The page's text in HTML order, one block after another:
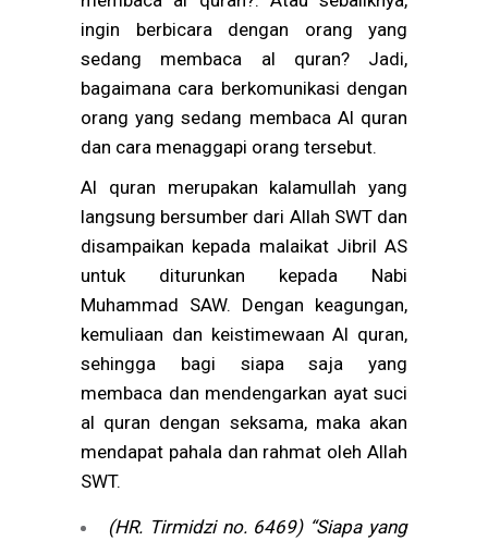
ingin berbicara dengan orang yang
sedang membaca al quran? Jadi,
bagaimana cara berkomunikasi dengan
orang yang sedang membaca Al quran
dan cara menaggapi orang tersebut.
Al quran merupakan kalamullah yang
langsung bersumber dari Allah SWT dan
disampaikan kepada malaikat Jibril AS
untuk diturunkan kepada Nabi
Muhammad SAW. Dengan keagungan,
kemuliaan dan keistimewaan Al quran,
sehingga bagi siapa saja yang
membaca dan mendengarkan ayat suci
al quran dengan seksama, maka akan
mendapat pahala dan rahmat oleh Allah
SWT.
(HR. Tirmidzi no. 6469) “Siapa yang